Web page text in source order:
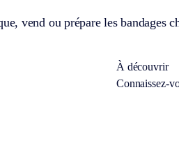
vend ou prépare les bandages
À découvrir
Connaissez-